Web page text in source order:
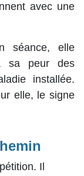
avec une
séance, elle
sa peur des
installée.
elle, le signe
Il